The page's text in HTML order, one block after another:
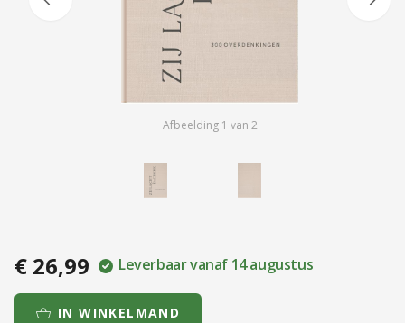
Afbeelding 1 van 2
€ 26,99 Leverbaar vanaf 14 augustus
IN WINKELMAND